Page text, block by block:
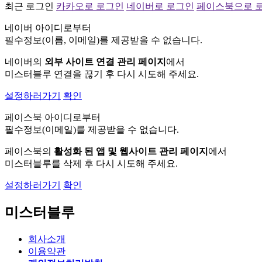
최근 로그인 카카오로 로그인 네이버로 로그인 페이스북으로
네이버 아이디로부터
필수정보(이름, 이메일)를 제공받을 수 없습니다.
네이버의 외부 사이트 연결 관리 페이지 에서
미스터블루 연결을 끊기 후 다시 시도해 주세요.
설정하러가기 확인
페이스북 아이디로부터
필수정보(이메일)를 제공받을 수 없습니다.
페이스북의 활성화 된 앱 및 웹사이트 관리 페이지 에서
미스터블루를 삭제 후 다시 시도해 주세요.
설정하러가기 확인
미스터블루
회사소개
이용약관